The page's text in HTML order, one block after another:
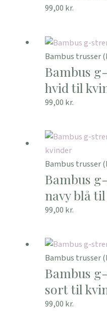
99,00 kr.
Bambus trusser
Bambus
hvid til
99,00 kr.
Bambus trusser
Bambus
navy blå
99,00 kr.
Bambus trusser
Bambus
sort til
99,00 kr.